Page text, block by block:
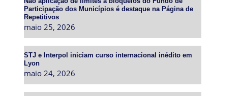
Participação dos Municípios é destaque na Página de
Repetitivos
maio 25, 2026
STJ e Interpol iniciam curso internacional inédito em
Lyon
maio 24, 2026